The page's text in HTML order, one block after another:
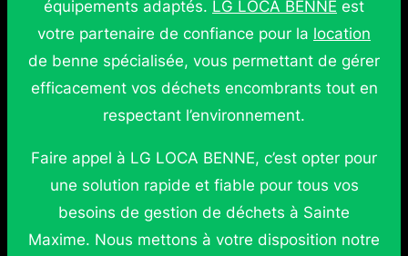
équipements adaptés. LG LOCA BENNE est
votre partenaire de confiance pour la location
de benne spécialisée, vous permettant de gérer
efficacement vos déchets encombrants tout en
respectant l’environnement.
Faire appel à LG LOCA BENNE, c’est opter pour
une solution rapide et fiable pour tous vos
besoins de gestion de déchets à Sainte
Maxime. Nous mettons à votre disposition notre